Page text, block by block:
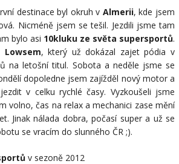
destinace byl okruh v Almerii, kde jsem
Nicméně jsem se tešil. Jezdili jsme tam
bylo asi 10kluku ze světa supersportů.
Lowsem, který už dokázal zajet pódia v
na letošní titul. Sobota a neděle jsme se
dopoledne jsem zajížděl nový motor a
v celku rychlé časy. Vyzkoušeli jsme
volno, čas na relax a mechanici zase mění
Jinak nálada dobra, počasí super a už se
se vracím do slunného ČR ;).
v sezoně 2012